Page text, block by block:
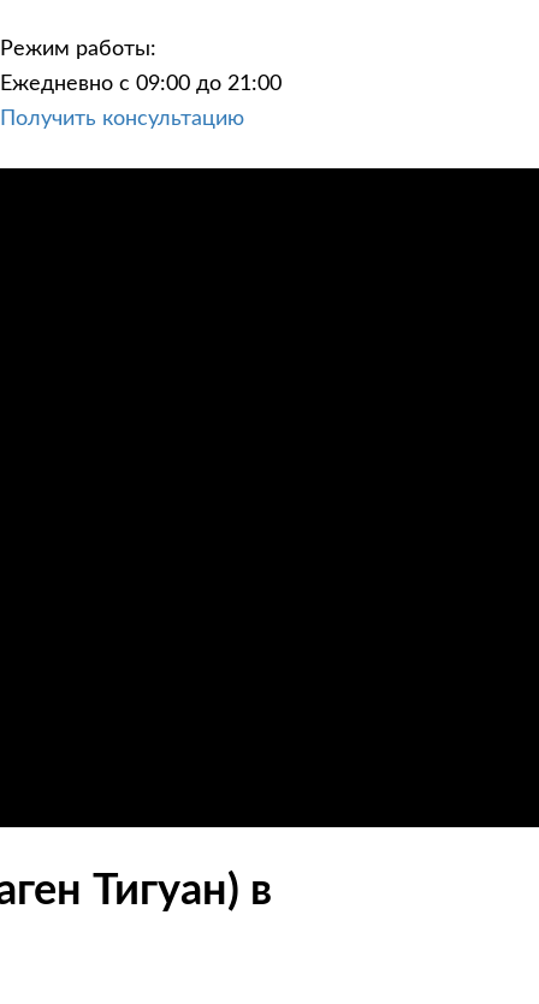
Режим работы:
Ежедневно с 09:00 до 21:00
Получить консультацию
Тигуан) в